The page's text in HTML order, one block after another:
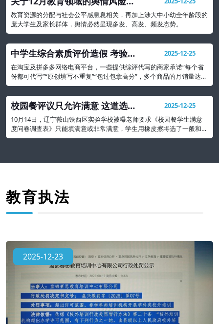
判及处置建议
教育资源的分配与社会公平感息息相关，再加上涉大中小幼全年龄段的
庞大学生及家长群体，舆情必然呈现多发、高发、频发态势。
中学生综合素质评价造假 考验社
会诚信与契约精神
2025-12-25
在淘宝及拼多多网络电商平台，一些提供综评代写的商家承诺“每个省
份都可代写”“原创填写不重复”“包过包拿高分”，多个商品的月销量达
500多份，形成一种产业
校园餐评议只允许满意 这道选择
题吃相太难看
2025-12-25
10月14日，辽宁鞍山铁西区实验学校被曝老师要求《校园餐学生满意
度问卷调查表》只能填满意或非常满意，学生用橡皮擦将选了一般和不
满意的都擦掉。
教育执法
2025-12-23